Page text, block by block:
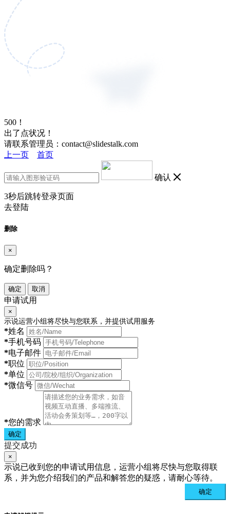
500！
出了点状况！
请联系管理员：contact@slidestalk.com
上一页
首页
确认
3秒后跳转登录页面
去登陆
删除
×
确定删除吗？
确定 取消
申请试用
×
示说运营小组将尽快与您联系，并提供试用服务
*姓名
*手机号码
*电子邮件
*职位
*单位
*微信号
*您的需求
确定
提交成功
×
示说已收到您的申请试用信息，运营小组将尽快与您取得联
系，并为您介绍我们的产品和解答您的疑惑，请耐心等待。
确定